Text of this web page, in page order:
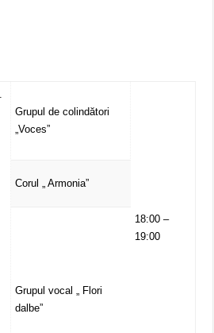
Grupul de colindători
„Voces”
18:00 –
19:00
Corul „ Armonia”
Grupul vocal „ Flori
dalbe”